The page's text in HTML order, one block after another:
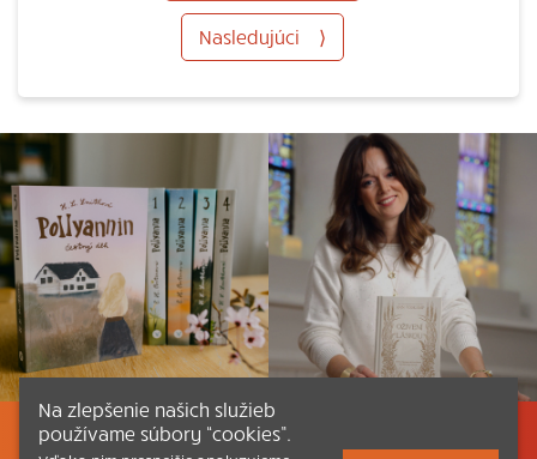
Nasledujúci ⟩
Listovať Obsah Dokumenty a články
Na zlepšenie našich služieb
používame súbory “cookies”.